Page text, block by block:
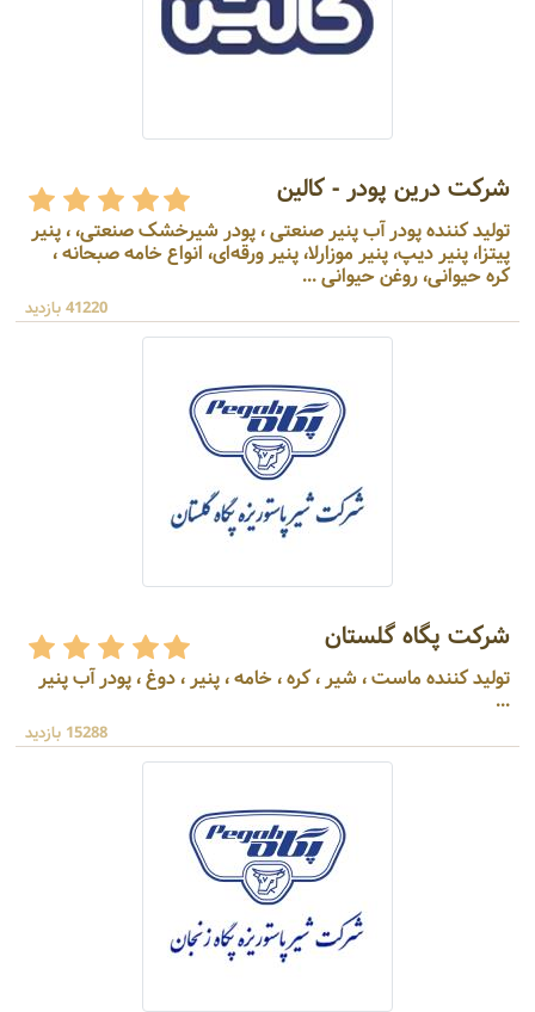
شرکت درین پودر - کالین
تولید کننده پودر آب پنیر صنعتی ، پودر شیرخشک صنعتی، ، پنیر
پیتزا، پنیر دیپ، پنیر موزارلا، پنیر ورقه‌ای، انواع خامه صبحانه ،
کره حیوانی، روغن حیوانی ...
41220 بازدید
شرکت پگاه گلستان
تولید کننده ماست ، شیر ، کره ، خامه ، پنیر ، دوغ ، پودر آب پنیر
...
15288 بازدید